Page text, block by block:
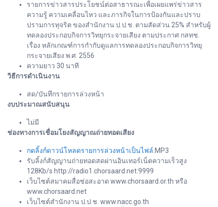
รายการข่าวสารประโยชน์ต่อสาธารณะเพื่อเผยแพร่ข่าวสาร
ความรู้ ความเคลื่อนไหว และภารกิจในการป้องกันและปราบ
ปรามการทุจริต ของสำนักงาน ป.ป.ช. ตามสัดส่วน 25% สำหรับผู้
ทดลองประกอบกิจการวิทยุกระจายเสียง ตามประกาศ กสทช.
เรื่อง หลักเกณฑ์การกำกับดูแลการทดลองประกอบกิจการวิทยุ
กระจายเสียง พ.ศ. 2556
ความยาว 30 นาที
วิธีการดำเนินงาน
สด/บันทึกรายการล่วงหน้า
งบประมาณสนับสนุน
ไม่มี
ช่องทางการเชื่อมโยงสัญญาณถ่ายทอดเสียง
กดลิ้งก์ดาวน์โหลดรายการล่วงหน้าเป็นไฟล์.MP3
รับลิ้งก์สัญญานถ่ายทอดสดผ่านอินเทอร์เน็ตความเร็วสูง
128Kb/s http://radio1.chorsaard.net:9999
เว็บไซต์สมาคมสื่อช่อสะอาด www.chorsaard.or.th หรือ
www.chorsaard.net
เว็บไซต์สำนักงาน ป.ป.ช. www.nacc.go.th